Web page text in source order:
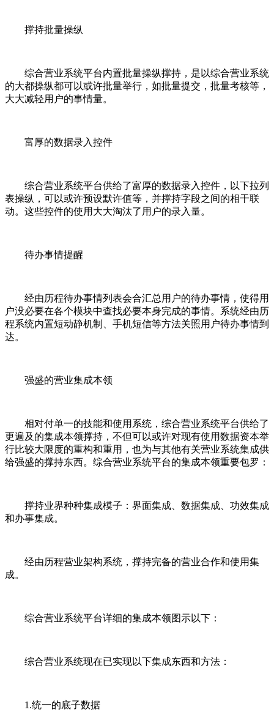
撑持批量操纵
综合营业系统平台内置批量操纵撑持，是以综合营业系统
的大都操纵都可以或许批量举行，如批量提交，批量考核等，
大大减轻用户的事情量。
富厚的数据录入控件
综合营业系统平台供给了富厚的数据录入控件，以下拉列
表操纵，可以或许预设默许值等，并撑持字段之间的相干联
动。这些控件的使用大大淘汰了用户的录入量。
待办事情提醒
经由历程待办事情列表会合汇总用户的待办事情，使得用
户没必要在各个模块中查找必要本身完成的事情。系统经由历
程系统内置短动静机制、手机短信等方法关照用户待办事情到
达。
强盛的营业集成本领
相对付单一的技能和使用系统，综合营业系统平台供给了
更遍及的集成本领撑持，不但可以或许对现有使用数据资本举
行比较大限度的重构和重用，也为与其他有关营业系统集成供
给强盛的撑持东西。综合营业系统平台的集成本领重要包罗：
撑持业界种种集成模子：界面集成、数据集成、功效集成
和办事集成。
经由历程营业架构系统，撑持完备的营业合作和使用集
成。
综合营业系统平台详细的集成本领图示以下：
综合营业系统现在已实现以下集成东西和方法：
1.统一的底子数据